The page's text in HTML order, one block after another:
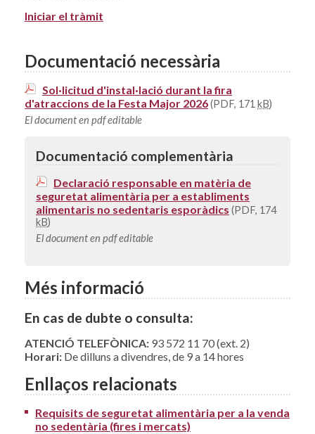
Iniciar el tràmit
Documentació necessària
Sol·licitud d'instal·lació durant la fira
d'atraccions de la Festa Major 2026(PDF, 171 kB)
El document en pdf editable
Documentació complementària
Declaració responsable en matèria de
seguretat alimentària per a establiments
alimentaris no sedentaris esporàdics (PDF, 174
kB)
El document en pdf editable
Més informació
En cas de dubte o consulta:
ATENCIÓ TELEFÒNICA: 93 572 11 70 (ext. 2)
Horari: De dilluns a divendres, de 9 a 14 hores
Enllaços relacionats
Requisits de seguretat alimentària per a la venda
no sedentària (fires i mercats)